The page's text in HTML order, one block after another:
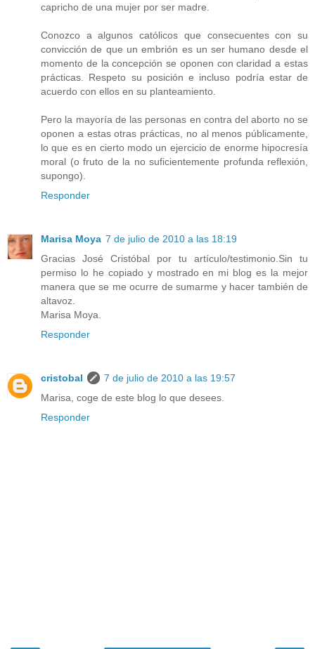
capricho de una mujer por ser madre.
Conozco a algunos católicos que consecuentes con su
convicción de que un embrión es un ser humano desde el
momento de la concepción se oponen con claridad a estas
prácticas. Respeto su posición e incluso podría estar de
acuerdo con ellos en su planteamiento.
Pero la mayoría de las personas en contra del aborto no se
oponen a estas otras prácticas, no al menos públicamente,
lo que es en cierto modo un ejercicio de enorme hipocresía
moral (o fruto de la no suficientemente profunda reflexión,
supongo).
Responder
Marisa Moya 7 de julio de 2010 a las 18:19
Gracias José Cristóbal por tu artículo/testimonio.Sin tu
permiso lo he copiado y mostrado en mi blog es la mejor
manera que se me ocurre de sumarme y hacer también de
altavoz.
Marisa Moya.
Responder
cristobal
7 de julio de 2010 a las 19:57
Marisa, coge de este blog lo que desees.
Responder